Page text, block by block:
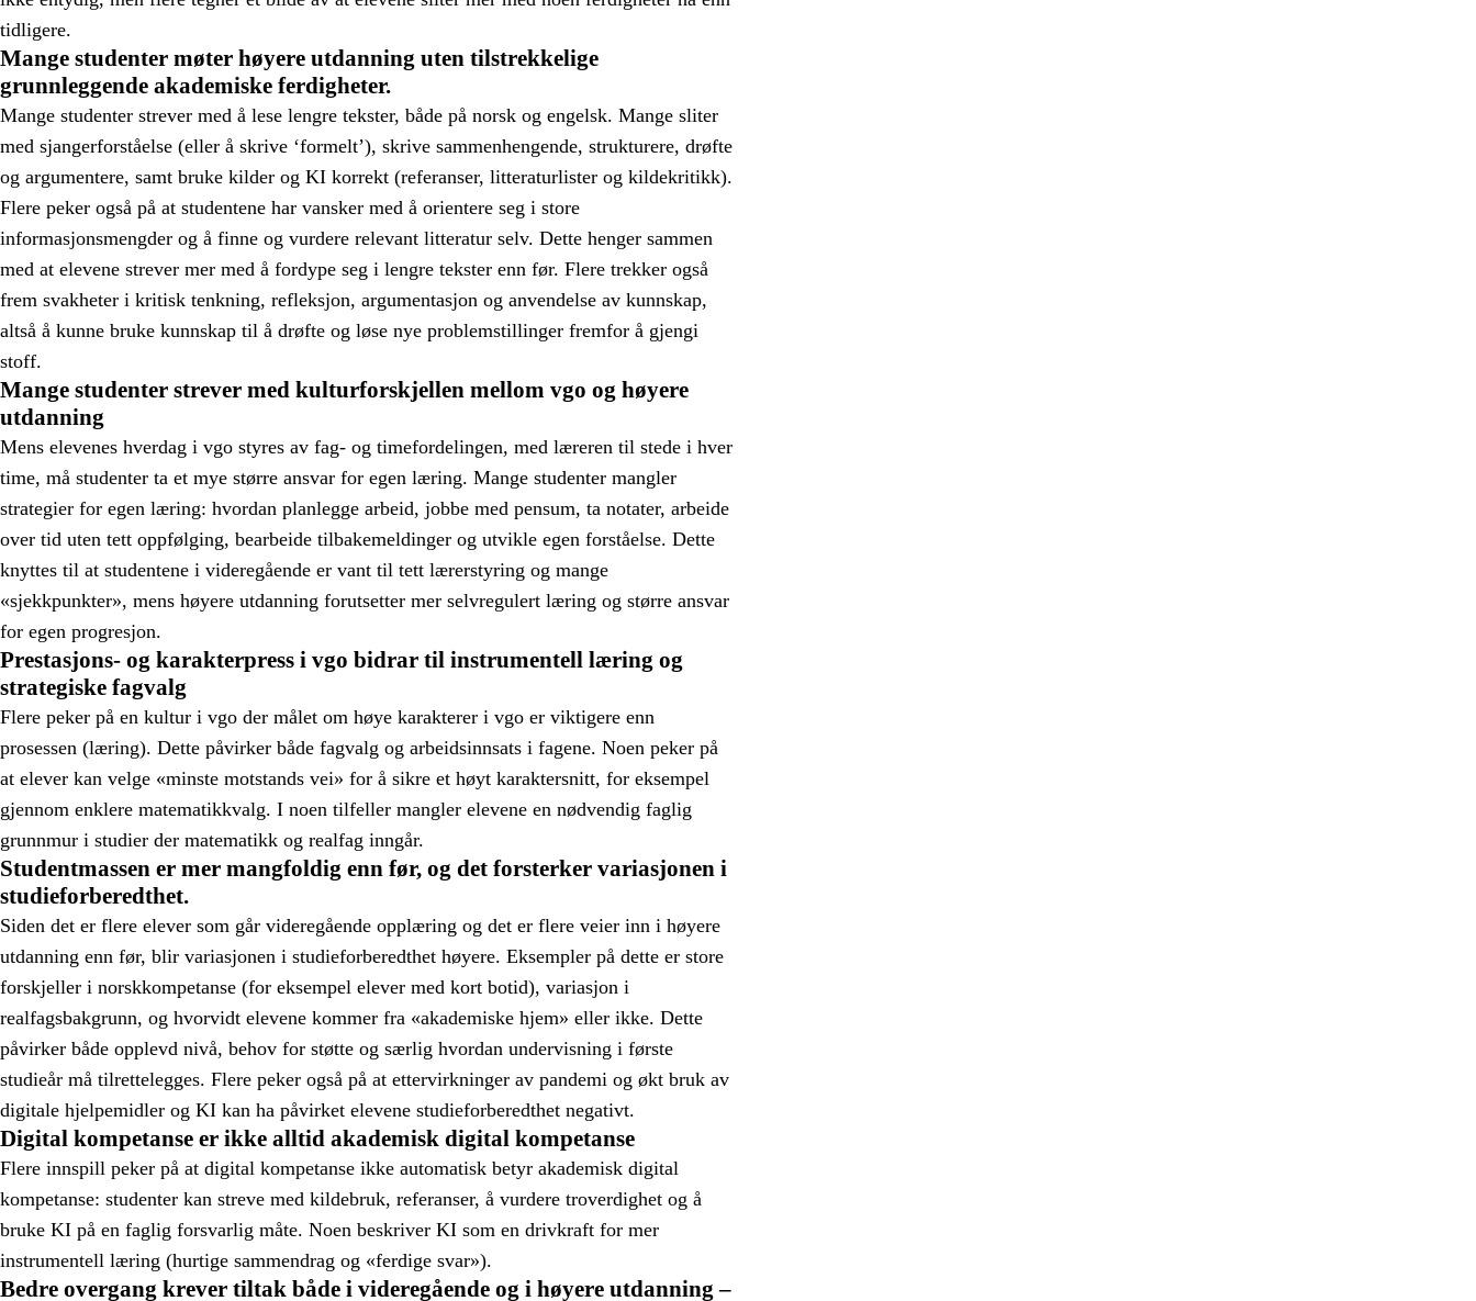
tidligere.
Mange studenter møter høyere utdanning uten tilstrekkelige
grunnleggende akademiske ferdigheter.
Mange studenter strever med å lese lengre tekster, både på norsk og engelsk. Mange sliter
med sjangerforståelse (eller å skrive ‘formelt’), skrive sammenhengende, strukturere, drøfte
og argumentere, samt bruke kilder og KI korrekt (referanser, litteraturlister og kildekritikk).
Flere peker også på at studentene har vansker med å orientere seg i store
informasjonsmengder og å finne og vurdere relevant litteratur selv. Dette henger sammen
med at elevene strever mer med å fordype seg i lengre tekster enn før. Flere trekker også
frem svakheter i kritisk tenkning, refleksjon, argumentasjon og anvendelse av kunnskap,
altså å kunne bruke kunnskap til å drøfte og løse nye problemstillinger fremfor å gjengi
stoff.
Mange studenter strever med kulturforskjellen mellom vgo og høyere
utdanning
Mens elevenes hverdag i vgo styres av fag- og timefordelingen, med læreren til stede i hver
time, må studenter ta et mye større ansvar for egen læring. Mange studenter mangler
strategier for egen læring: hvordan planlegge arbeid, jobbe med pensum, ta notater, arbeide
over tid uten tett oppfølging, bearbeide tilbakemeldinger og utvikle egen forståelse. Dette
knyttes til at studentene i videregående er vant til tett lærerstyring og mange
«sjekkpunkter», mens høyere utdanning forutsetter mer selvregulert læring og større ansvar
for egen progresjon.
Prestasjons- og karakterpress i vgo bidrar til instrumentell læring og
strategiske fagvalg
Flere peker på en kultur i vgo der målet om høye karakterer i vgo er viktigere enn
prosessen (læring). Dette påvirker både fagvalg og arbeidsinnsats i fagene. Noen peker på
at elever kan velge «minste motstands vei» for å sikre et høyt karaktersnitt, for eksempel
gjennom enklere matematikkvalg. I noen tilfeller mangler elevene en nødvendig faglig
grunnmur i studier der matematikk og realfag inngår.
Studentmassen er mer mangfoldig enn før, og det forsterker variasjonen i
studieforberedthet.
Siden det er flere elever som går videregående opplæring og det er flere veier inn i høyere
utdanning enn før, blir variasjonen i studieforberedthet høyere. Eksempler på dette er store
forskjeller i norskkompetanse (for eksempel elever med kort botid), variasjon i
realfagsbakgrunn, og hvorvidt elevene kommer fra «akademiske hjem» eller ikke. Dette
påvirker både opplevd nivå, behov for støtte og særlig hvordan undervisning i første
studieår må tilrettelegges. Flere peker også på at ettervirkninger av pandemi og økt bruk av
digitale hjelpemidler og KI kan ha påvirket elevene studieforberedthet negativt.
Digital kompetanse er ikke alltid akademisk digital kompetanse
Flere innspill peker på at digital kompetanse ikke automatisk betyr akademisk digital
kompetanse: studenter kan streve med kildebruk, referanser, å vurdere troverdighet og å
bruke KI på en faglig forsvarlig måte. Noen beskriver KI som en drivkraft for mer
instrumentell læring (hurtige sammendrag og «ferdige svar»).
Bedre overgang krever tiltak både i videregående og i høyere utdanning –